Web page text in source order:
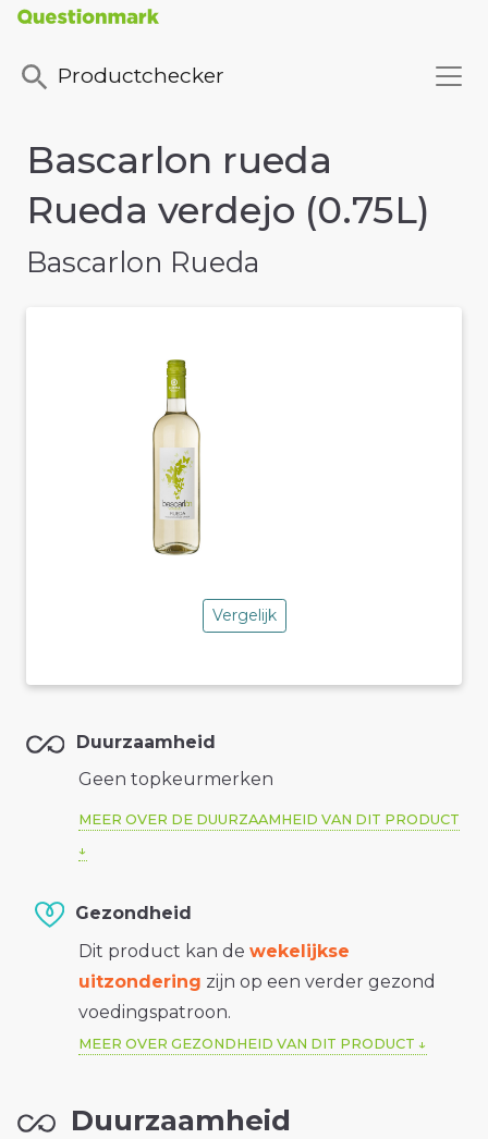
Productchecker
Bascarlon rueda
Rueda verdejo (0.75L)
Bascarlon Rueda
Vergelijk
Duurzaamheid
Geen topkeurmerken
MEER OVER DE DUURZAAMHEID VAN DIT PRODUCT
Gezondheid
Dit product kan de wekelijkse
uitzondering zijn op een verder gezond
voedingspatroon.
MEER OVER GEZONDHEID VAN DIT PRODUCT
Duurzaamheid